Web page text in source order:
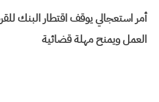
أمر استعجالي يوقف اقتطار البنك
العمل ويمنح مهلة قضائية